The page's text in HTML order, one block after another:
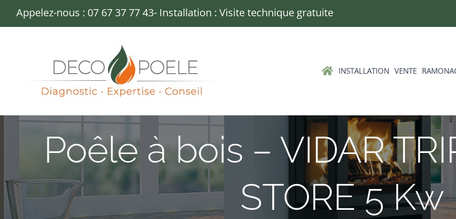
PasserAppelez-nous : 07 67 37 77 43- Installation : Visite technique gratuite
INSTALLATION VENTE
Poêle à bois – VIDAR
STORE 5 Kw